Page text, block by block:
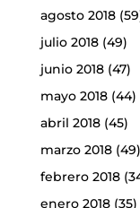
agosto 2018
julio 2018(49)
junio 2018(47)
mayo 2018(44)
abril 2018(45)
marzo 2018(49)
febrero 2018
enero 2018(35)